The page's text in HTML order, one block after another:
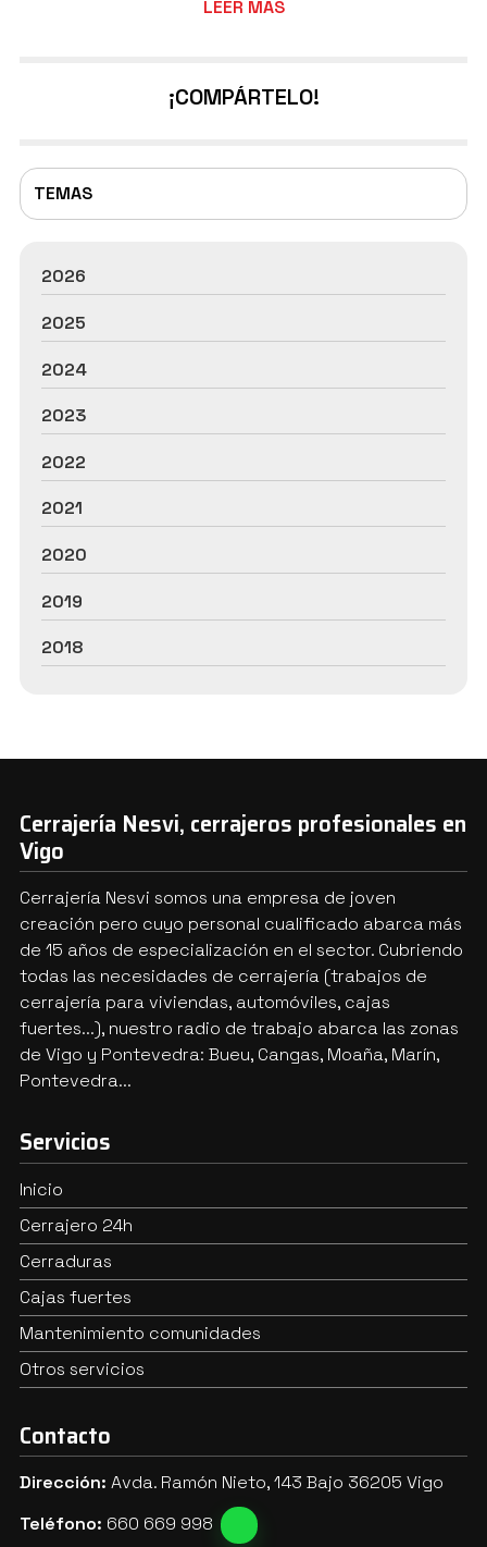
TEMAS
necesiten de nuestros servicios tanto en las
Ponteareas, Nigrán, Baiona, A Guarda, Gondomar...
LEER MÁS
¡COMPÁRTELO!
2026
2025
2024
2023
2022
2021
2020
2019
2018
Cerrajería Nesvi, cerrajeros profesionales en
Vigo
Cerrajería Nesvi somos una empresa de joven
creación pero cuyo personal cualificado abarca más
de 15 años de especialización en el sector. Cubriendo
todas las necesidades de cerrajería (trabajos de
cerrajería para viviendas, automóviles, cajas
fuertes...), nuestro radio de trabajo abarca las zonas
de Vigo y Pontevedra: Bueu, Cangas, Moaña, Marín,
Pontevedra...
Servicios
Inicio
Cerrajero 24h
Cerraduras
Cajas fuertes
Mantenimiento comunidades
Otros servicios
Contacto
Dirección: Avda. Ramón Nieto, 143 Bajo 36205 Vigo
Teléfono: 660 669 998